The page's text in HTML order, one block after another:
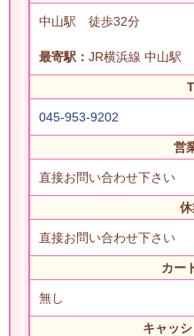
中山駅 徒歩32分
最寄駅： JR横浜線 中山駅
045-953-9202
営
直接お問い合わせ下さい
休
直接お問い合わせ下さい
カー
無し
キャッ